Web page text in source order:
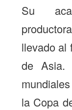
Su
llevado al
de Asia.
la Copa